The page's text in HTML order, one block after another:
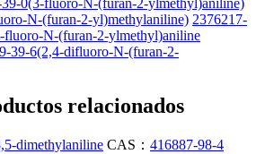
N-(furan-2-yl)methylaniline) 2376217-
fluoro-N-(furan-2-ylmethyl)aniline
39-6(2,4-difluoro-N-(furan-2-
relacionados
dimethylaniline CAS： 416887-98-4